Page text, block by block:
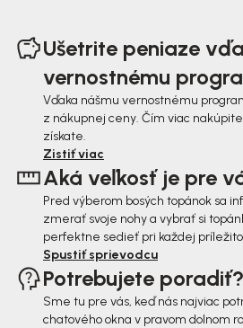
Ušetrite peniaze
vernostnému
Vďaka nášmu vernostnému
z nákupnej ceny. Čím viac
získate.
Zistiť viac
Aká veľkosť je pre
Pred výberom bosých topánok sa
zmerať svoje nohy a vybrať si
perfektne sedieť pri každej
Spustiť sprievodcu
Potrebujete poradiť?
Sme tu pre vás, keď nás najviac
chatového okna v pravom dolnom